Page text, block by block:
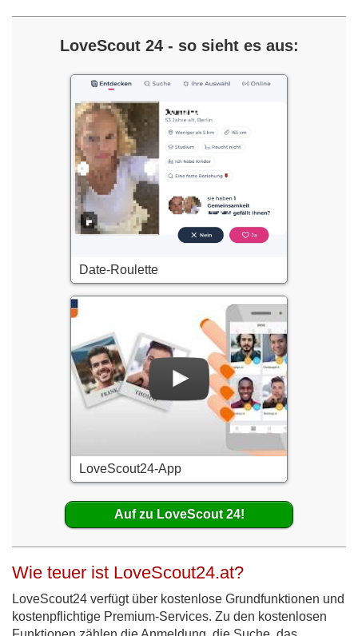
LoveScout 24 - so sieht es aus:
Date-Roulette
LoveScout24-App
Auf zu LoveScout 24!
Wie teuer ist LoveScout24.at?
LoveScout24 verfügt über kostenlose Grundfunktionen und
kostenpflichtige Premium-Services. Zu den kostenlosen